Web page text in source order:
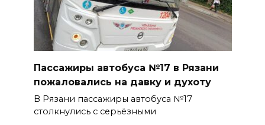
Пассажиры автобуса №17 в Рязани
пожаловались на давку и духоту
В Рязани пассажиры автобуса №17
столкнулись с серьёзными